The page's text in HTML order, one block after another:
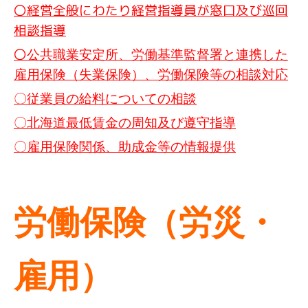
〇経営全般にわたり経営指導員が窓口及び巡回
相談指導
〇公共職業安定所、労働基準監督署と連携した
雇用保険（失業保険）、労働保険等の相談対応
〇従業員の給料についての相談
〇北海道最低賃金の周知及び遵守指導
〇雇用保険関係、助成金等の情報提供
労働保険（労災・
雇用）